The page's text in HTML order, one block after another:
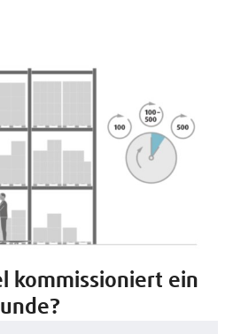
kommissioniert ein